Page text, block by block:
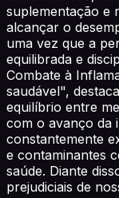
suplementação e
alcançar o
uma vez que a
equilibrada e
Combate à
saudável",
equilíbrio entre
com o avanço da
constantemente
e contaminantes
saúde. Diante
prejudiciais de